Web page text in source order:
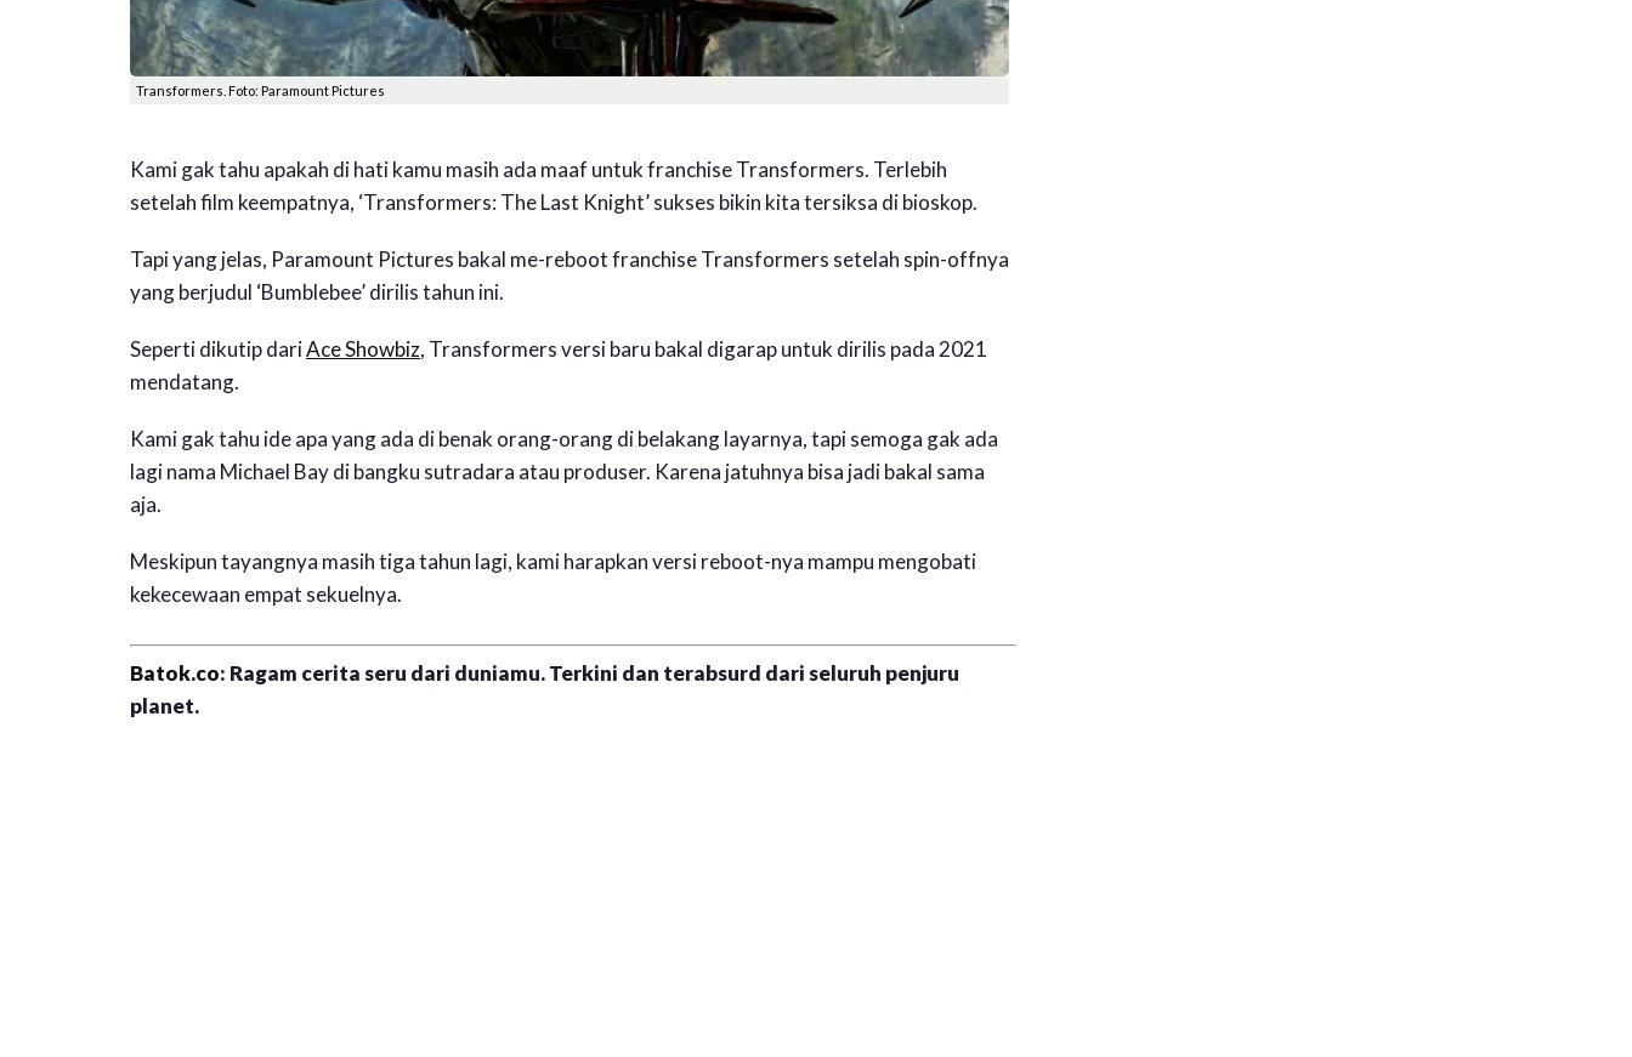
Transformers. Foto: Paramount Pictures
Kami gak tahu apakah di hati kamu masih ada maaf untuk franchise Transformers. Terlebih
setelah film keempatnya, ‘Transformers: The Last Knight’ sukses bikin kita tersiksa di bioskop.
Tapi yang jelas, Paramount Pictures bakal me-reboot franchise Transformers setelah spin-offnya
yang berjudul ‘Bumblebee’ dirilis tahun ini.
Seperti dikutip dariAce Showbiz, Transformers versi baru bakal digarap untuk dirilis pada 2021
mendatang.
Kami gak tahu ide apa yang ada di benak orang-orang di belakang layarnya, tapi semoga gak ada
lagi nama Michael Bay di bangku sutradara atau produser. Karena jatuhnya bisa jadi bakal sama
aja.
Meskipun tayangnya masih tiga tahun lagi, kami harapkan versi reboot-nya mampu mengobati
kekecewaan empat sekuelnya.
Batok.co: Ragam cerita seru dari duniamu. Terkini dan terabsurd dari seluruh penjuru
planet.